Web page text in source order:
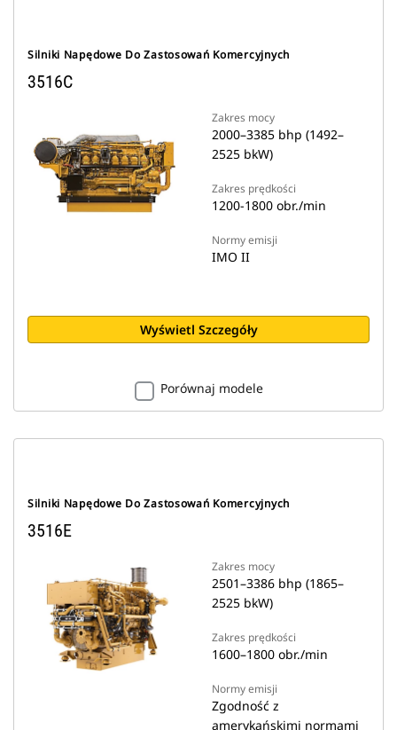
Silniki Napędowe Do Zastosowań Komercyjnych
3516C
Zakres mocy
2000–3385 bhp (1492–
2525 bkW)
Zakres prędkości
1200-1800 obr./min
Normy emisji
IMO II
Wyświetl Szczegóły
Porównaj modele
Silniki Napędowe Do Zastosowań Komercyjnych
3516E
Zakres mocy
2501–3386 bhp (1865–
2525 bkW)
Zakres prędkości
1600–1800 obr./min
Normy emisji
Zgodność z
amerykańskimi normami